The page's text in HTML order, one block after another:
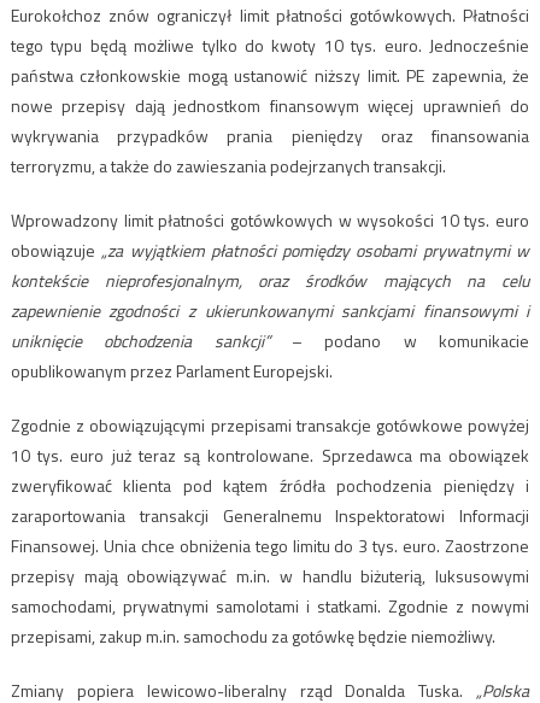
Eurokołchoz znów ograniczył limit płatności gotówkowych. Płatności
tego typu będą możliwe tylko do kwoty 10 tys. euro. Jednocześnie
państwa członkowskie mogą ustanowić niższy limit. PE zapewnia, że
nowe przepisy dają jednostkom finansowym więcej uprawnień do
wykrywania przypadków prania pieniędzy oraz finansowania
terroryzmu, a także do zawieszania podejrzanych transakcji.
Wprowadzony limit płatności gotówkowych w wysokości 10 tys. euro
obowiązuje „za wyjątkiem płatności pomiędzy osobami prywatnymi w
kontekście nieprofesjonalnym, oraz środków mających na celu
zapewnienie zgodności z ukierunkowanymi sankcjami finansowymi i
uniknięcie obchodzenia sankcji”– podano w komunikacie
opublikowanym przez Parlament Europejski.
Zgodnie z obowiązującymi przepisami transakcje gotówkowe powyżej
10 tys. euro już teraz są kontrolowane. Sprzedawca ma obowiązek
zweryfikować klienta pod kątem źródła pochodzenia pieniędzy i
zaraportowania transakcji Generalnemu Inspektoratowi Informacji
Finansowej. Unia chce obniżenia tego limitu do 3 tys. euro. Zaostrzone
przepisy mają obowiązywać m.in. w handlu biżuterią, luksusowymi
samochodami, prywatnymi samolotami i statkami. Zgodnie z nowymi
przepisami, zakup m.in. samochodu za gotówkę będzie niemożliwy.
Zmiany popiera lewicowo-liberalny rząd Donalda Tuska. „Polska